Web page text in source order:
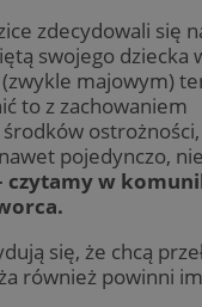
zdecydowali się
swojego dziecka
majowym)
to z zachowaniem
ostrożności,
pojedynczo,
czytamy w
się, że chcą
również powinni